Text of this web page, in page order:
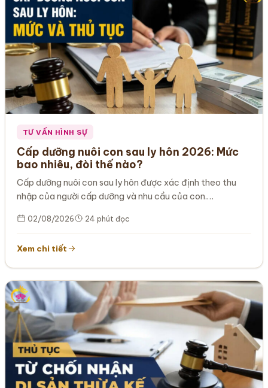
TƯ VẤN HÌNH SỰ
Cấp dưỡng nuôi con sau ly hôn 2026: Mức
bao nhiêu, đòi thế nào?
Cấp dưỡng nuôi con sau ly hôn được xác định theo thu
nhập của người cấp dưỡng và nhu cầu của con.…
02/08/2026 24 phút đọc
Xem chi tiết